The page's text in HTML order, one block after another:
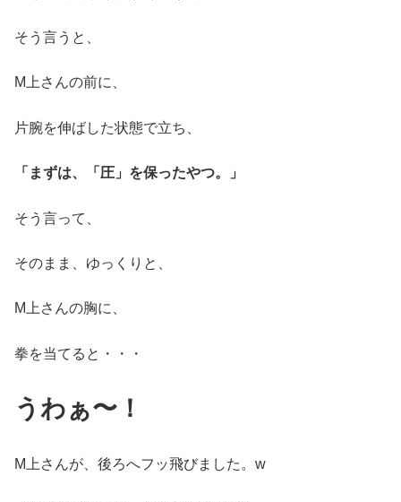
そう言うと、
M上さんの前に、
片腕を伸ばした状態で立ち、
「まずは、「圧」を保ったやつ。」
そう言って、
そのまま、ゆっくりと、
M上さんの胸に、
拳を当てると・・・
うわぁ〜！
M上さんが、後ろへフッ飛びました。w